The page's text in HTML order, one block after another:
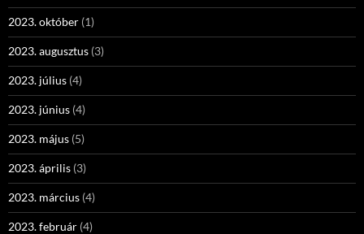
2023. október (1)
2023. augusztus (3)
2023. július (4)
2023. június (4)
2023. május (5)
2023. április (3)
2023. március (4)
2023. február (4)